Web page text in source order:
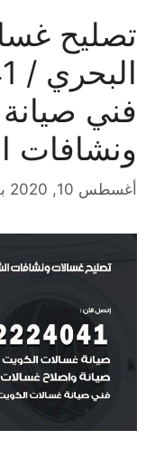
تصليح
فني
ونشافات
أغسطس 10, 2020